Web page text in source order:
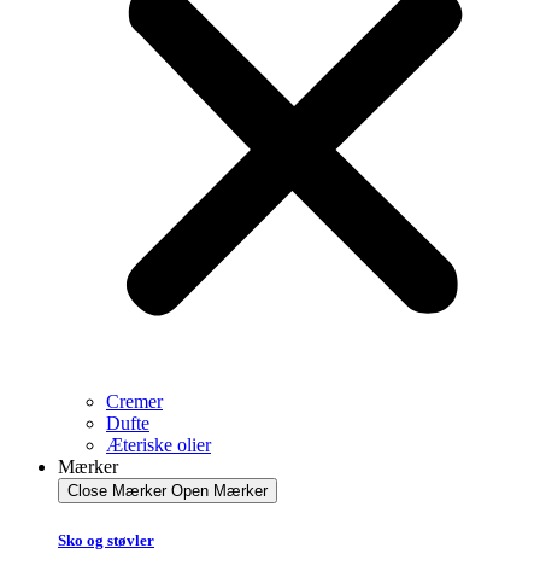
Cremer
Dufte
Æteriske olier
Mærker
Close Mærker Open Mærker
Sko og støvler